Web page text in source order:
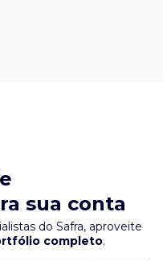
sua conta
do Safra, aproveite
completo.